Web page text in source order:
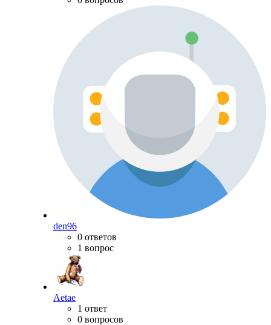
den96
0 ответов
1 вопрос
Aetae
1 ответ
0 вопросов